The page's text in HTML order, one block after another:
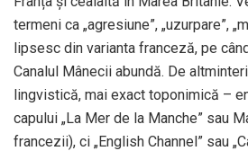
termeni ca „agresiune”, „uzurpare”,
lipsesc din varianta franceză, pe
Canalul Mânecii abundă. De
lingvistică, mai exact toponimică –
capului „La Mer de la Manche” sau
francezii), ci „English Channel” sau